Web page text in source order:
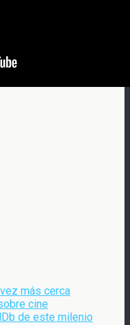
más cerca
cine
de este milenio